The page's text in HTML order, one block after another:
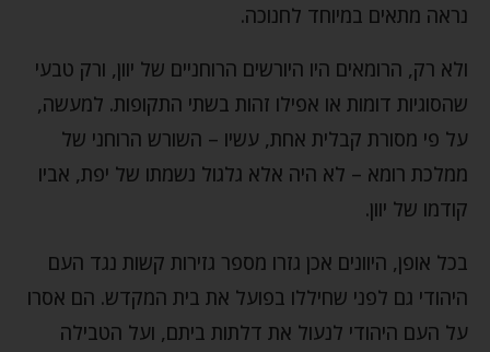
נראה מתאים במיוחד לחנוכה.
ולא רק, הרומאים היו היורשים הרוחניים של יוון, ורק טבעי
שהסוגיות דומות או אפילו זהות בשתי התקופות. למעשה,
על פי מסורת קבלית אחת, עשיו – השורש הרוחני של
ממלכת רומא – לא היה אלא גלגול נשמתו של יפת, אביו
קודמו של יוון.
בכל אופן, היוונים אכן גזרו מספר גזירות קשות נגד העם
היהודי גם לפני שחיללו בפועל את בית המקדש. הם אסרו
על העם היהודי לנעול את דלתות ביתם, ועל הטבילה